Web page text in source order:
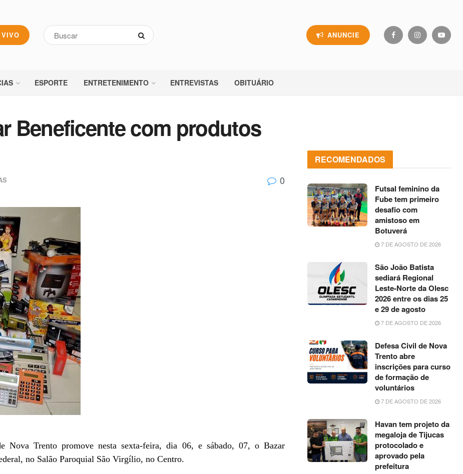
ANUNCIE
ESPORTE ENTRETENIMENTO ENTREVISTAS OBITUÁRIO
Beneficente com produtos
0
Nova Trento promove nesta sexta-feira, dia 06, e sábado, 07, o Bazar
no Salão Paroquial São Virgílio, no Centro.
RECOMENDADOS
Futsal feminino da
Fube tem primeiro
desafio com
amistoso em
Botuverá
7 DE AGOSTO DE 2026
São João Batista
sediará Regional
Leste-Norte da Olesc
2026 entre os dias 25
e 29 de agosto
7 DE AGOSTO DE 2026
Defesa Civil de Nova
Trento abre
inscrições para curso
de formação de
voluntários
7 DE AGOSTO DE 2026
Havan tem projeto da
megaloja de Tijucas
protocolado e
aprovado pela
prefeitura